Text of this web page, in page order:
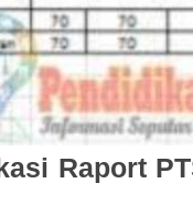
Raport